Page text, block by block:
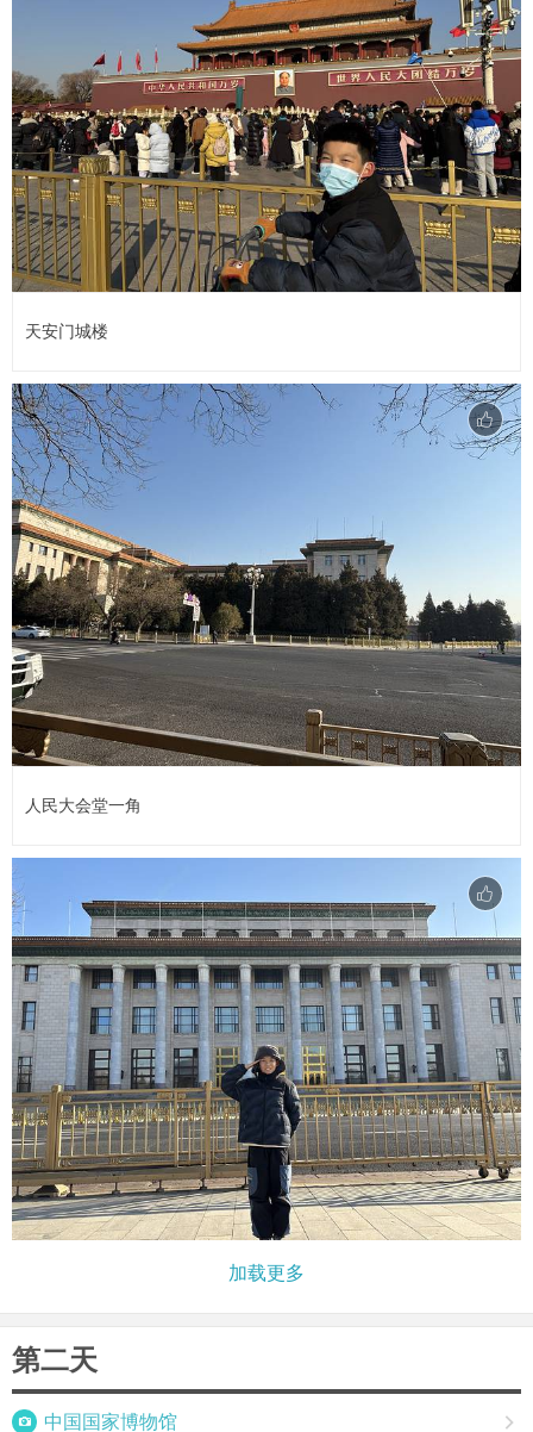
天安门城楼
人民大会堂一角
加载更多
第二天
 中国国家博物馆 